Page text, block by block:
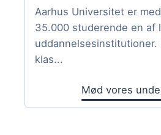
Aarhus Universitet er
35.000 studerende en af
klas...
Mød vores